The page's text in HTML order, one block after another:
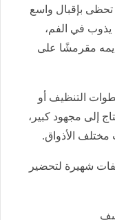
تحظى بإقبال واسع
يذوب في الفم،
مقرمشًا على
التنظيف أو
إلى مجهود كبير،
الأذواق.
شهيرة لتحضير